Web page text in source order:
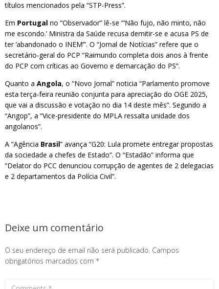
títulos mencionados pela “STP-Press”.
Em Portugal no “Observador” lê-se “‘Não fujo, não minto, não
me escondo.’ Ministra da Saúde recusa demitir-se e acusa PS de
ter ‘abandonado o INEM’”. O “Jornal de Notícias” refere que o
secretário-geral do PCP “Raimundo completa dois anos à frente
do PCP com críticas ao Governo e demarcação do PS”.
Quanto a Angola, o “Novo Jornal” noticia “Parlamento promove
esta terça-feira reunião conjunta para apreciação do OGE 2025,
que vai a discussão e votação no dia 14 deste mês”. Segundo a
“Angop”, a “Vice-presidente do MPLA ressalta unidade dos
angolanos”.
A “Agência Brasil” avança “G20: Lula promete entregar propostas
da sociedade a chefes de Estado”. O “Estadão” informa que
“Delator do PCC denunciou corrupção de agentes de 2 delegacias
e 2 departamentos da Polícia Civil”.
Deixe um comentário
O seu endereço de email não será publicado. Campos
obrigatórios marcados com *